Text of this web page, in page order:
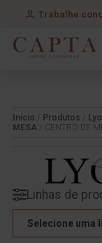
Trabalhe
Início Produtos
MESA / CENTRO DE
Linhas de
Selecione uma